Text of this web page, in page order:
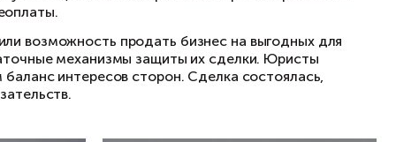
и выяснили, что из-за пробелов в
цену сделки в зависимость от